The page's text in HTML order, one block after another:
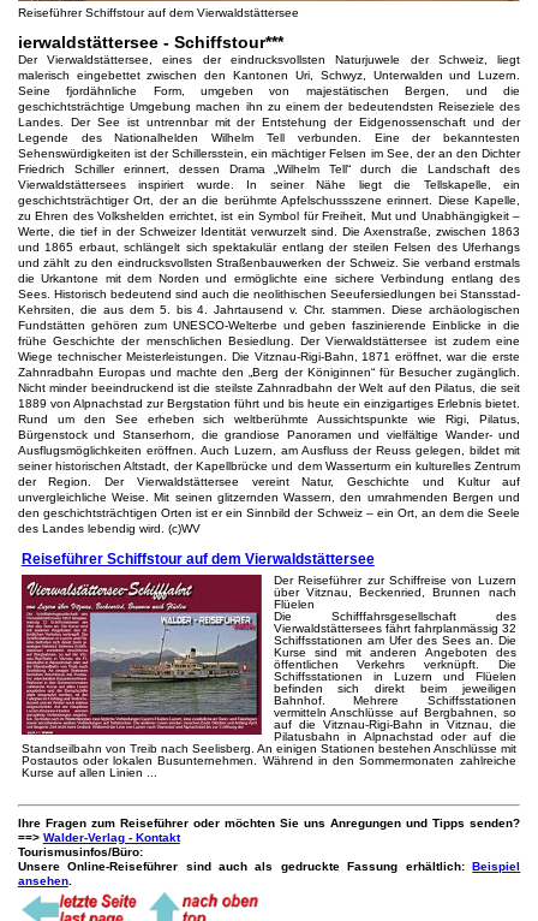
Reiseführer Schiffstour auf dem Vierwaldstättersee
ierwaldstättersee - Schiffstour***
Der Vierwaldstättersee, eines der eindrucksvollsten Naturjuwele der Schweiz, liegt
malerisch eingebettet zwischen den Kantonen Uri, Schwyz, Unterwalden und Luzern.
Seine fjordähnliche Form, umgeben von majestätischen Bergen, und die
geschichtsträchtige Umgebung machen ihn zu einem der bedeutendsten Reiseziele des
Landes. Der See ist untrennbar mit der Entstehung der Eidgenossenschaft und der
Legende des Nationalhelden Wilhelm Tell verbunden. Eine der bekanntesten
Sehenswürdigkeiten ist der Schillersstein, ein mächtiger Felsen im See, der an den Dichter
Friedrich Schiller erinnert, dessen Drama „Wilhelm Tell“ durch die Landschaft des
Vierwaldstättersees inspiriert wurde. In seiner Nähe liegt die Tellskapelle, ein
geschichtsträchtiger Ort, der an die berühmte Apfelschussszene erinnert. Diese Kapelle,
zu Ehren des Volkshelden errichtet, ist ein Symbol für Freiheit, Mut und Unabhängigkeit –
Werte, die tief in der Schweizer Identität verwurzelt sind. Die Axenstraße, zwischen 1863
und 1865 erbaut, schlängelt sich spektakulär entlang der steilen Felsen des Uferhangs
und zählt zu den eindrucksvollsten Straßenbauwerken der Schweiz. Sie verband erstmals
die Urkantone mit dem Norden und ermöglichte eine sichere Verbindung entlang des
Sees. Historisch bedeutend sind auch die neolithischen Seeufersiedlungen bei Stansstad-
Kehrsiten, die aus dem 5. bis 4. Jahrtausend v. Chr. stammen. Diese archäologischen
Fundstätten gehören zum UNESCO-Welterbe und geben faszinierende Einblicke in die
frühe Geschichte der menschlichen Besiedlung. Der Vierwaldstättersee ist zudem eine
Wiege technischer Meisterleistungen. Die Vitznau-Rigi-Bahn, 1871 eröffnet, war die erste
Zahnradbahn Europas und machte den „Berg der Königinnen“ für Besucher zugänglich.
Nicht minder beeindruckend ist die steilste Zahnradbahn der Welt auf den Pilatus, die seit
1889 von Alpnachstad zur Bergstation führt und bis heute ein einzigartiges Erlebnis bietet.
Rund um den See erheben sich weltberühmte Aussichtspunkte wie Rigi, Pilatus,
Bürgenstock und Stanserhorn, die grandiose Panoramen und vielfältige Wander- und
Ausflugsmöglichkeiten eröffnen. Auch Luzern, am Ausfluss der Reuss gelegen, bildet mit
seiner historischen Altstadt, der Kapellbrücke und dem Wasserturm ein kulturelles Zentrum
der Region. Der Vierwaldstättersee vereint Natur, Geschichte und Kultur auf
unvergleichliche Weise. Mit seinen glitzernden Wassern, den umrahmenden Bergen und
den geschichtsträchtigen Orten ist er ein Sinnbild der Schweiz – ein Ort, an dem die Seele
des Landes lebendig wird. (c)WV
Reiseführer Schiffstour auf dem Vierwaldstättersee
Der Reiseführer zur Schiffreise von Luzern
über Vitznau, Beckenried, Brunnen nach
Flüelen
Die Schifffahrsgesellschaft des
Vierwaldstättersees fährt fahrplanmässig 32
Schiffsstationen am Ufer des Sees an. Die
Kurse sind mit anderen Angeboten des
öffentlichen Verkehrs verknüpft. Die
Schiffsstationen in Luzern und Flüelen
befinden sich direkt beim jeweiligen
Bahnhof. Mehrere Schiffsstationen
vermitteln Anschlüsse auf Bergbahnen, so
auf die Vitznau-Rigi-Bahn in Vitznau, die
Pilatusbahn in Alpnachstad oder auf die
Standseilbahn von Treib nach Seelisberg. An einigen Stationen bestehen Anschlüsse mit
Postautos oder lokalen Busunternehmen. Während in den Sommermonaten zahlreiche
Kurse auf allen Linien ...
Ihre Fragen zum Reiseführer oder möchten Sie uns Anregungen und Tipps senden?
==> Walder-Verlag - Kontakt
Tourismusinfos/Büro:
Unsere Online-Reiseführer sind auch als gedruckte Fassung erhältlich:Beispiel
ansehen.